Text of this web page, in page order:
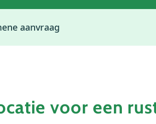
aanvraag
voor een